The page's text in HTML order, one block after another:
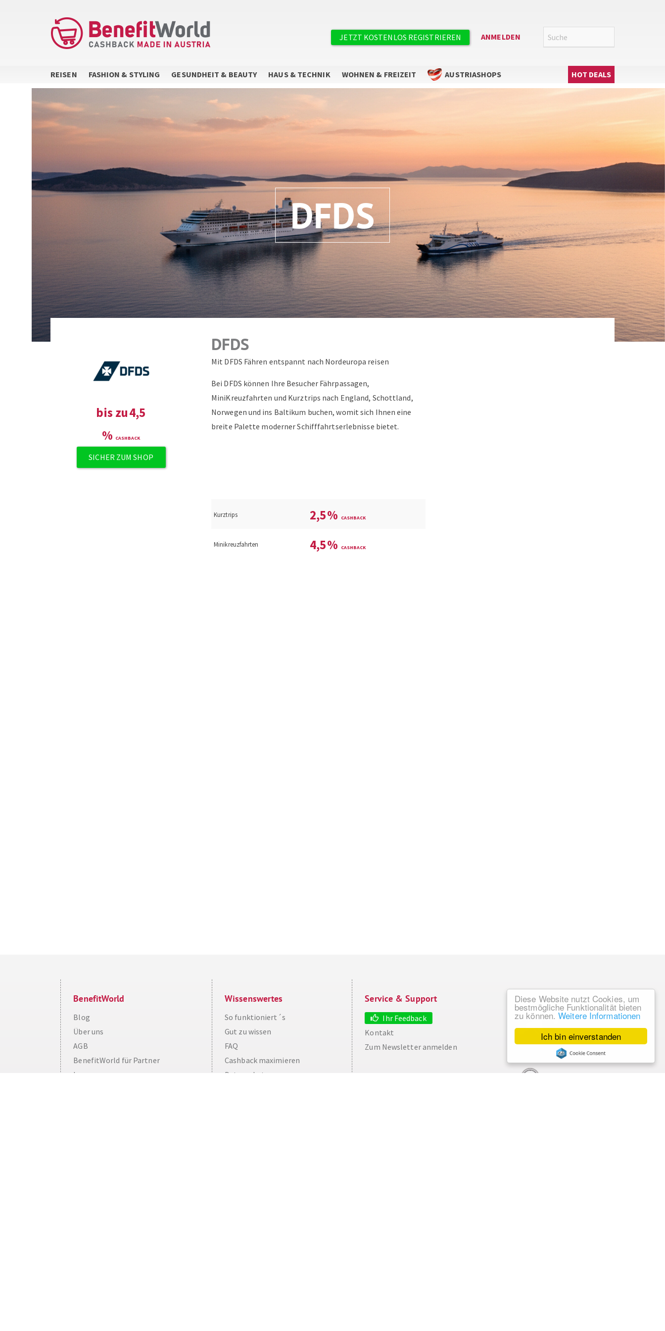
Ich bin einverstanden
Diese Website nutzt Cookies, um
bestmögliche Funktionalität bieten
zu können.Weitere Informationen
Cookie Consent plugin for the EU cookie law
Suche
Benutzermenü
JETZT KOSTENLOS REGISTRIEREN ANMELDEN
REISEN FASHION & STYLING GESUNDHEIT & BEAUTY HAUS & TECHNIK WOHNEN & FREIZEIT AUSTRIASHOPS Hauptnavigation
HOT DEALS
DFDS
bis zu4,5
%
SICHER ZUM SHOP
DFDS
Mit DFDS Fähren entspannt nach Nordeuropa reisen
Bei DFDS können Ihre Besucher Fährpassagen,
MiniKreuzfahrten und Kurztrips nach England, Schottland,
Norwegen und ins Baltikum buchen, womit sich Ihnen eine
breite Palette moderner Schifffahrtserlebnisse bietet.
Kurztrips 2,5%
Minikreuzfahrten 4,5%
BenefitWorld
Blog
Über uns
AGB
BenefitWorld für Partner
Impressum
Wissenswertes
So funktioniert´s
Gut zu wissen
FAQ
Cashback maximieren
Datenschutz
Service & Support
Ihr Feedback
Kontakt
Zum Newsletter anmelden
Sie wollen keine Angebote mehr
Abonnieren Sie unseren Newsletter.
ZUM NEWSLETTER ANMELDEN